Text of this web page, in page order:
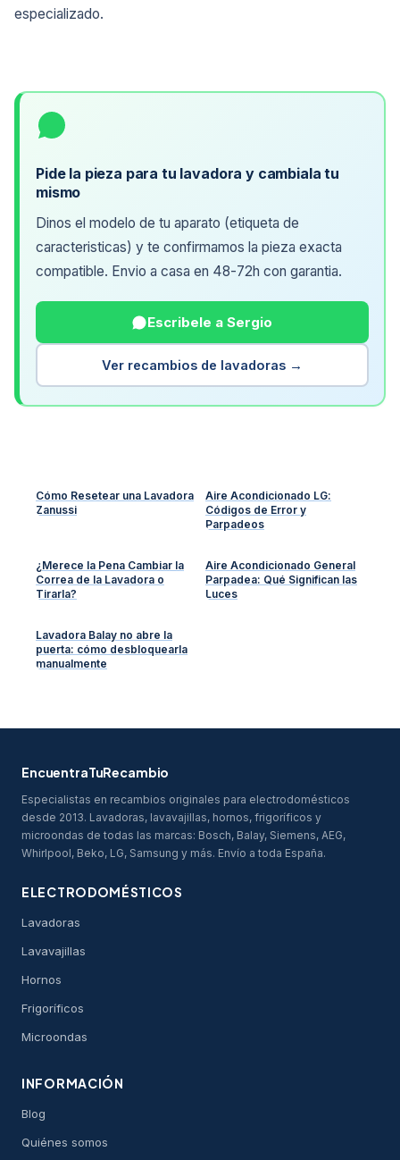
especializado.
Pide la pieza para tu lavadora y cambiala tu
mismo
Dinos el modelo de tu aparato (etiqueta de
caracteristicas) y te confirmamos la pieza exacta
compatible. Envio a casa en 48-72h con garantia.
Escribele a Sergio
Ver recambios de lavadoras →
Cómo Resetear una Lavadora
Zanussi
Aire Acondicionado LG:
Códigos de Error y
Parpadeos
¿Merece la Pena Cambiar la
Correa de la Lavadora o
Tirarla?
Aire Acondicionado General
Parpadea: Qué Significan las
Luces
Lavadora Balay no abre la
puerta: cómo desbloquearla
manualmente
EncuentraTuRecambio
Especialistas en recambios originales para electrodomésticos
desde 2013. Lavadoras, lavavajillas, hornos, frigoríficos y
microondas de todas las marcas: Bosch, Balay, Siemens, AEG,
Whirlpool, Beko, LG, Samsung y más. Envío a toda España.
ELECTRODOMÉSTICOS
Lavadoras
Lavavajillas
Hornos
Frigoríficos
Microondas
INFORMACIÓN
Blog
Quiénes somos